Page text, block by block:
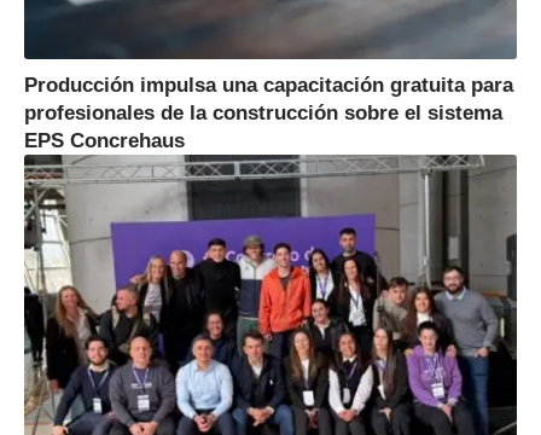
Producción impulsa una capacitación gratuita para
profesionales de la construcción sobre el sistema
EPS Concrehaus